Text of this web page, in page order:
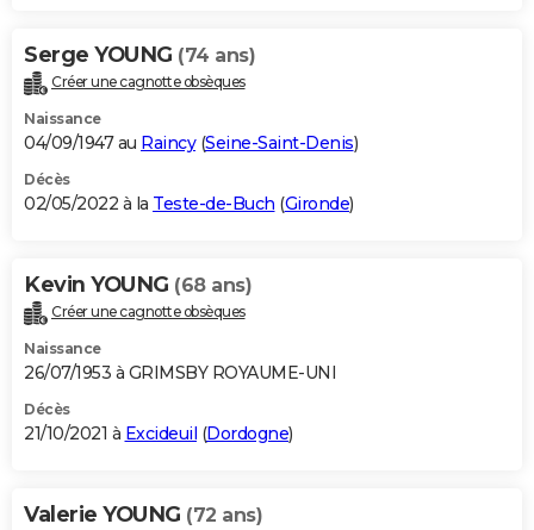
Serge YOUNG (74 ans)
Créer une cagnotte obsèques
Naissance
04/09/1947 au Raincy(Seine-Saint-Denis)
Décès
02/05/2022 à la Teste-de-Buch (Gironde)
Kevin YOUNG (68 ans)
Créer une cagnotte obsèques
Naissance
26/07/1953 à GRIMSBY ROYAUME-UNI
Décès
21/10/2021 à Excideuil (Dordogne)
Valerie YOUNG (72 ans)